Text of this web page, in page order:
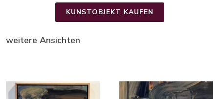
KUNSTOBJEKT KAUFEN
weitere Ansichten